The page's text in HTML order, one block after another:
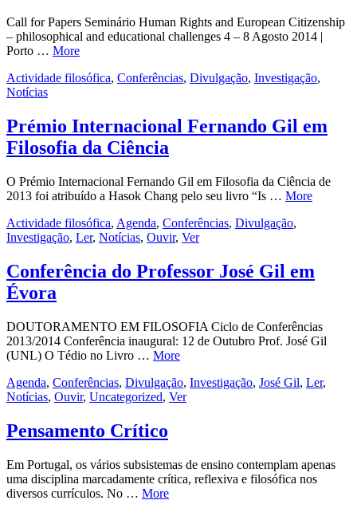
Call for Papers Seminário Human Rights and European Citizenship
– philosophical and educational challenges 4 – 8 Agosto 2014 |
Porto … More
Actividade filosófica, Conferências, Divulgação, Investigação,
Notícias
Prémio Internacional Fernando Gil em
Filosofia da Ciência
O Prémio Internacional Fernando Gil em Filosofia da Ciência de
2013 foi atribuído a Hasok Chang pelo seu livro “Is … More
Actividade filosófica, Agenda, Conferências, Divulgação,
Investigação, Ler, Notícias, Ouvir, Ver
Conferência do Professor José Gil em
Évora
DOUTORAMENTO EM FILOSOFIA Ciclo de Conferências
2013/2014 Conferência inaugural: 12 de Outubro Prof. José Gil
(UNL) O Tédio no Livro … More
Agenda, Conferências, Divulgação, Investigação, José Gil, Ler,
Notícias, Ouvir, Uncategorized, Ver
Pensamento Crítico
Em Portugal, os vários subsistemas de ensino contemplam apenas
uma disciplina marcadamente crítica, reflexiva e filosófica nos
diversos currículos. No … More